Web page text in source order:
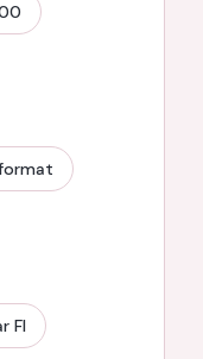
FI